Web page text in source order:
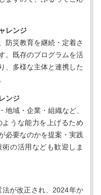
レンジ
防災教育を継続・定着さ
。既存のプログラムを活
、多様な主体と連携した
ンジ
域・企業・組織など、
うな能力を上げるため
必要なのかを提案・実践
の活用なども歓迎しま
が改正され、2024年か